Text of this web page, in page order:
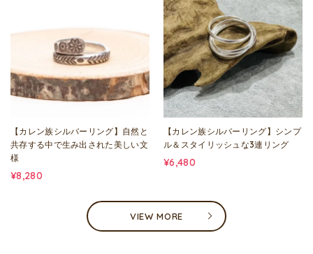
【カレン族シルバーリング】自然と
共存する中で生み出された美しい文
様
¥8,280
【カレン族シルバーリング】シンプ
ル＆スタイリッシュな3連リング
¥6,480
VIEW MORE